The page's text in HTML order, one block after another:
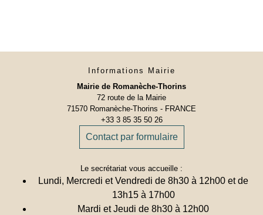
Informations Mairie
Mairie de Romanèche-Thorins
72 route de la Mairie
71570 Romanèche-Thorins - FRANCE
+33 3 85 35 50 26
Contact par formulaire
Le secrétariat vous accueille :
Lundi, Mercredi et Vendredi de 8h30 à 12h00 et de
13h15 à 17h00
Mardi et Jeudi de 8h30 à 12h00